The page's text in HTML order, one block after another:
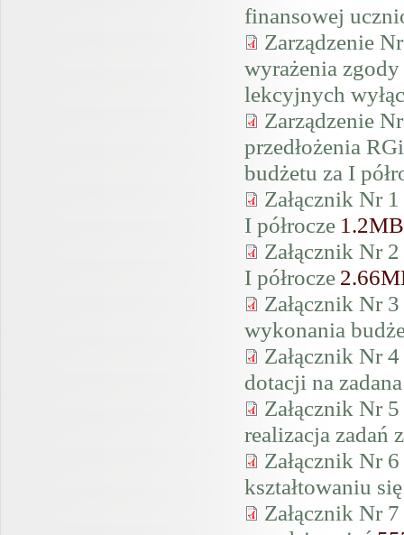
finansowej
Zarządzenie
wyrażenia
lekcyjnych
Zarządzenie
przedłożenia
budżetu za I
Załącznik Nr
I półrocze 1.2MB
Załącznik Nr
I półrocze
Załącznik Nr
wykonania
Załącznik Nr
dotacji na
Załącznik Nr
realizacja zadań
Załącznik Nr
kształtowaniu
Załącznik Nr